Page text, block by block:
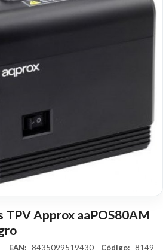
Approx aaPOS80AM
EAN: 8435099519430 Código: 8149